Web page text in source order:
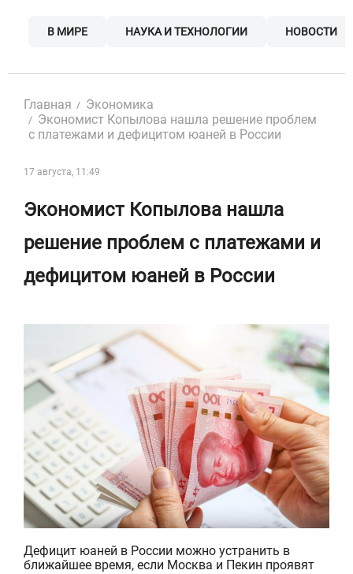
В МИРЕ НАУКА И ТЕХНОЛОГИИ НОВОСТИ
Главная
Экономика
Экономист Копылова нашла решение проблем
с платежами и дефицитом юаней в России
17 августа, 11:49
Экономист Копылова нашла
решение проблем с платежами и
дефицитом юаней в России
Дефицит юаней в России можно устранить в
ближайшее время, если Москва и Пекин проявят